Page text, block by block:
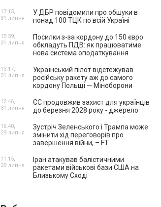
У ДБР повідомили про обшуки в
понад 100 ТЦК по всій Україні
17:15,
31 липня
Посилки з-за кордону до 150 євро
обкладуть ПДВ: як працюватиме
нова система оподаткування
15:59,
31 липня
Український пілот відстежував
російську ракету аж до самого
кордону Польщі — Міноборони
13:17,
31 липня
ЄС продовжив захист для українців
до березня 2028 року - джерело
12:46,
31 липня
Зустріч Зеленського і Трампа може
змінити хід переговорів про
завершення війни, – FT
16:40,
29 липня
Іран атакував балістичними
ракетами військові бази США на
Близькому Сході
11:15,
29 липня